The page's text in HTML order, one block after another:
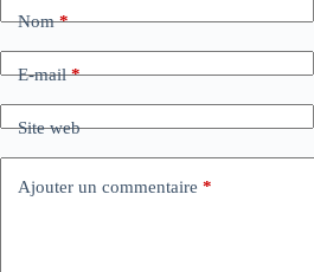
Nom*
E-mail*
Site web
Ajouter un commentaire *